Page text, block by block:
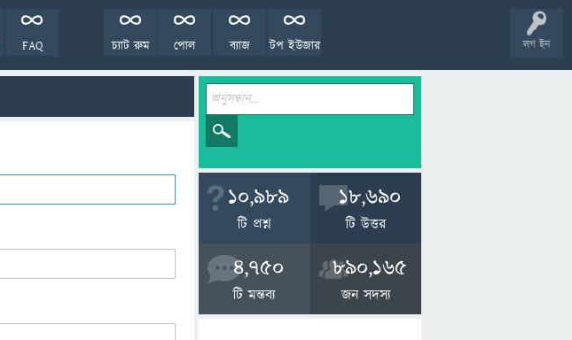
লগ ইন
FAQ টপ ইউজার
ব্যাজ
পোল
চ্যাট রুম
10,989
টি প্রশ্ন
18,690
টি উত্তর
4,750
টি মন্তব্য
890,165
জন সদস্য